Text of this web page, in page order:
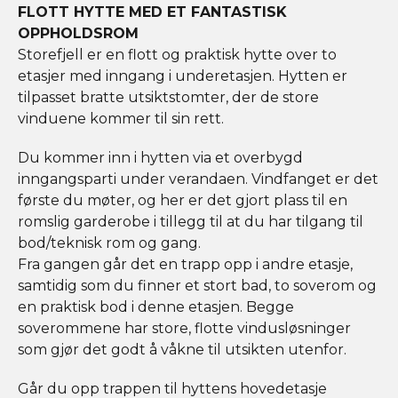
FLOTT HYTTE MED ET FANTASTISK
OPPHOLDSROM
Storefjell er en flott og praktisk hytte over to
etasjer med inngang i underetasjen. Hytten er
tilpasset bratte utsiktstomter, der de store
vinduene kommer til sin rett.
Du kommer inn i hytten via et overbygd
inngangsparti under verandaen. Vindfanget er det
første du møter, og her er det gjort plass til en
romslig garderobe i tillegg til at du har tilgang til
bod/teknisk rom og gang.
Fra gangen går det en trapp opp i andre etasje,
samtidig som du finner et stort bad, to soverom og
en praktisk bod i denne etasjen. Begge
soverommene har store, flotte vindusløsninger
som gjør det godt å våkne til utsikten utenfor.
Går du opp trappen til hyttens hovedetasje